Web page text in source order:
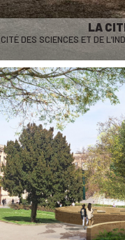
LA
CITÉ DES SCIENCES ET DE